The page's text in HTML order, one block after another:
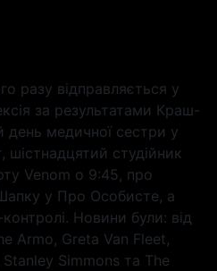
разу відправляється у
за результатами Краш-
медичної сестри у
шістнадцятий студійник
Venom о 9:45, про
у Про Особисте, а
Новини були: від
Armo, Greta Van Fleet,
Simmons та The